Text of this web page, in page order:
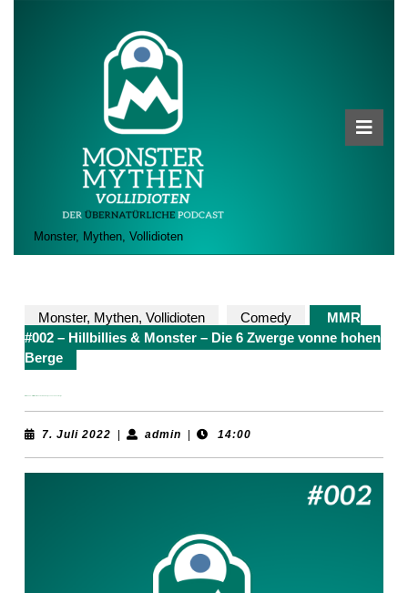
Monster, Mythen, Vollidioten
Monster, Mythen, Vollidioten Comedy
MMR
#002 – Hillbillies & Monster – Die 6 Zwerge vonne hohen
Berge
7. Juli 2022 7.
adminadmin 14:00